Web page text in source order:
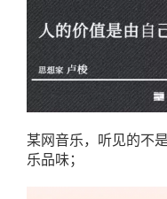
某网音乐，听见的不
乐品味；